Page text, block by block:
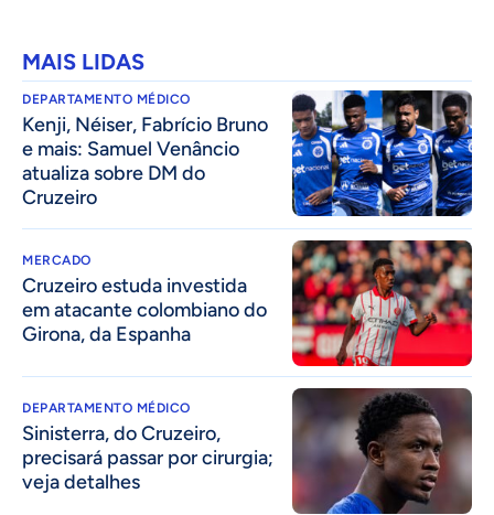
MAIS LIDAS
DEPARTAMENTO MÉDICO
Kenji, Néiser, Fabrício Bruno
e mais: Samuel Venâncio
atualiza sobre DM do
Cruzeiro
MERCADO
Cruzeiro estuda investida
em atacante colombiano do
Girona, da Espanha
DEPARTAMENTO MÉDICO
Sinisterra, do Cruzeiro,
precisará passar por cirurgia;
veja detalhes